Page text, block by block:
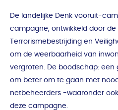
De landelijke Denk vooruit-
campagne, ontwikkeld door
Terrorismebestrijding en
om de weerbaarheid van
vergroten. De boodschap:
om beter om te gaan met
netbeheerders -waaronder
deze campagne.